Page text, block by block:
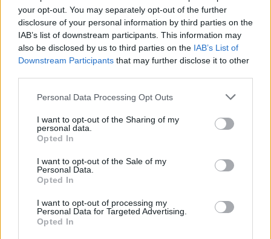
your opt-out. You may separately opt-out of the further
disclosure of your personal information by third parties on the
IAB’s list of downstream participants. This information may
also be disclosed by us to third parties on the IAB’s List of
Downstream Participants that may further disclose it to other
Personal Data Processing Opt Outs
I want to opt-out of the Sharing of my
personal data.
Opted In
I want to opt-out of the Sale of my
Personal Data.
Opted In
I want to opt-out of processing my
Personal Data for Targeted Advertising.
Opted In
ΕΙΔΗΣΕΙΣ 06 Αυγούστου 2026 19:30
Σαμοθράκη: Αγωνιώδης επιχείρηση διάσωσης
15χρονης – Τραυματίστηκε σε δύσβατο σημείο στη
06 Αυγούστου 2026
νερό σε πισίνες, λίμνες και ποτάμια – Μέτρα
προστασίας